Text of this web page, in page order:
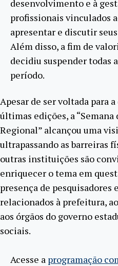
desenvolvimento e à
profissionais vinculados
apresentar e discutir
Além disso, a fim de
decidiu suspender todas
período.
Apesar de ser voltada para
últimas edições, a
Regional” alcançou uma
ultrapassando as barreiras
outras instituições são
enriquecer o tema em
presença de pesquisadores
relacionados à prefeitura,
aos órgãos do governo
sociais.
Acesse a programação